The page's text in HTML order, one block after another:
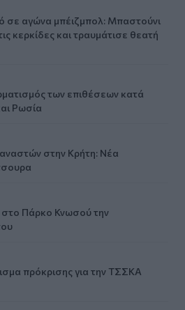
σε αγώνα μπέιζμπολ: Μπαστούνι
κερκίδες και τραυμάτισε θεατή
των επιθέσεων κατά
Ρωσία
στην Κρήτη: Νέα
στο Πάρκο Κνωσού την
πρόκρισης για την ΤΣΣΚΑ